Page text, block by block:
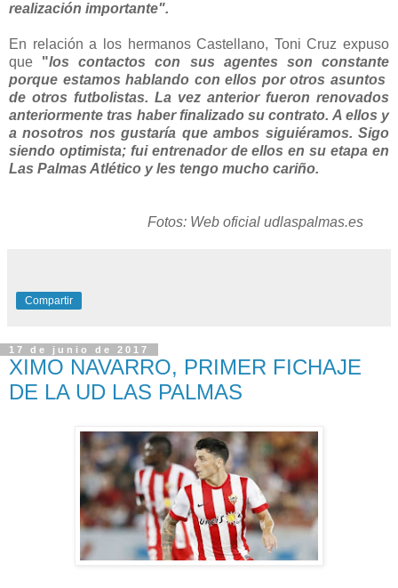
realización importante".
En relación a los hermanos Castellano, Toni Cruz expuso
que "los contactos con sus agentes son constante
porque estamos hablando con ellos por otros asuntos
de otros futbolistas. La vez anterior fueron renovados
anteriormente tras haber finalizado su contrato. A ellos y
a nosotros nos gustaría que ambos siguiéramos. Sigo
siendo optimista; fui entrenador de ellos en su etapa en
Las Palmas Atlético y les tengo mucho cariño.
Fotos: Web oficial udlaspalmas.es
Compartir
17 de junio de 2017
XIMO NAVARRO, PRIMER FICHAJE
DE LA UD LAS PALMAS